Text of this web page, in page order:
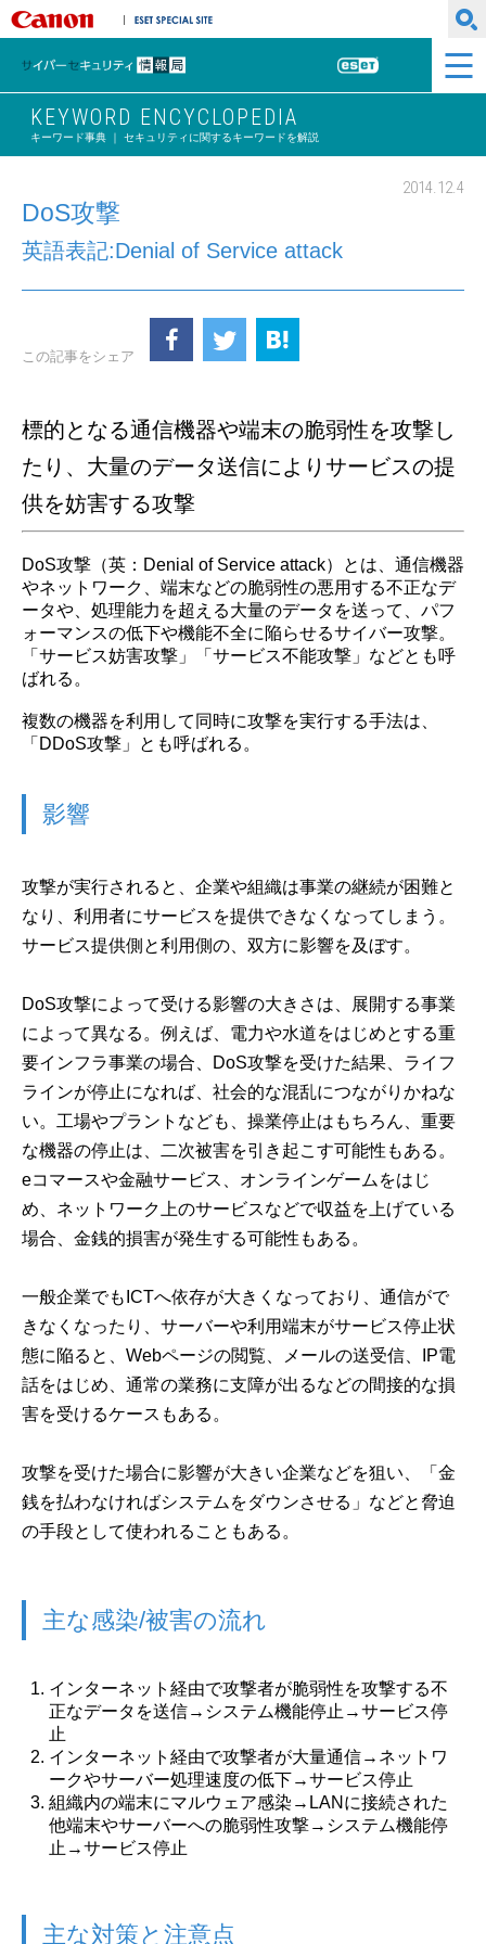
キヤノンマーケティングジャパン株式会社
サイバーセキュリティ情報局
ESET
KEYWORD ENCYCLOPEDIA
キーワード事典 ｜ セキュリティに関するキーワードを解説
2014.12.4
DoS攻撃
英語表記:Denial of Service attack
この記事をシェア
標的となる通信機器や端末の脆弱性を攻撃し
たり、大量のデータ送信によりサービスの提
供を妨害する攻撃
DoS攻撃（英：Denial of Service attack）とは、通信機器
やネットワーク、端末などの脆弱性の悪用する不正なデ
ータや、処理能力を超える大量のデータを送って、パフ
ォーマンスの低下や機能不全に陥らせるサイバー攻撃。
「サービス妨害攻撃」「サービス不能攻撃」などとも呼
ばれる。
複数の機器を利用して同時に攻撃を実行する手法は、
「DDoS攻撃」とも呼ばれる。
影響
攻撃が実行されると、企業や組織は事業の継続が困難と
なり、利用者にサービスを提供できなくなってしまう。
サービス提供側と利用側の、双方に影響を及ぼす。
DoS攻撃によって受ける影響の大きさは、展開する事業
によって異なる。例えば、電力や水道をはじめとする重
要インフラ事業の場合、DoS攻撃を受けた結果、ライフ
ラインが停止になれば、社会的な混乱につながりかねな
い。工場やプラントなども、操業停止はもちろん、重要
な機器の停止は、二次被害を引き起こす可能性もある。
eコマースや金融サービス、オンラインゲームをはじ
め、ネットワーク上のサービスなどで収益を上げている
場合、金銭的損害が発生する可能性もある。
一般企業でもICTへ依存が大きくなっており、通信がで
きなくなったり、サーバーや利用端末がサービス停止状
態に陥ると、Webページの閲覧、メールの送受信、IP電
話をはじめ、通常の業務に支障が出るなどの間接的な損
害を受けるケースもある。
攻撃を受けた場合に影響が大きい企業などを狙い、「金
銭を払わなければシステムをダウンさせる」などと脅迫
の手段として使われることもある。
主な感染/被害の流れ
インターネット経由で攻撃者が脆弱性を攻撃する不
正なデータを送信→システム機能停止→サービス停
止
インターネット経由で攻撃者が大量通信→ネットワ
ークやサーバー処理速度の低下→サービス停止
組織内の端末にマルウェア感染→LANに接続された
他端末やサーバーへの脆弱性攻撃→システム機能停
止→サービス停止
主な対策と注意点